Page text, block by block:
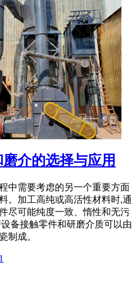
介的选择与应用
中需要考虑的另一个重要方面
。加工高纯或高活性材料时,通
尽可能纯度一致、惰性和无污
备接触零件和研磨介质可以由
制成。